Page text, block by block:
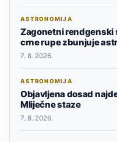
ASTRONOMIJA
Zagonetni rendgenski
crne rupe zbunjuje
7. 8. 2026.
ASTRONOMIJA
Objavljena dosad
Mliječne staze
7. 8. 2026.